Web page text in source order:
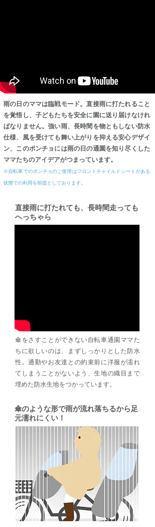
雨の日のママは臨戦モード。直接雨に打たれること
を覚悟し、子どもたちを安全に園に送り届けなけれ
ばなりません。強い雨、長時間を物ともしない防水
仕様、風を受けても舞い上がりを抑える安心デザイ
ン、このポンチョには雨の日の通園を知り尽くした
ママたちのアイデアがつまっています。
※自転車でのポンチョのご使用はフロントチャイルドシートがある
状態での利用を前提としております。
​直接雨に打たれても、長時間走っても
へっちゃら
傘をさすことができない自転車通園ママた
ちに欲しいのは、まずしっかりとした防水
性。通勤やお友達との約束前に洋服が濡れ
てしまうことがないよう、生地の織目まで
埋めた防水生地をつかっています。
傘のような形で雨が流れ落ちるから足
元濡れにくい！